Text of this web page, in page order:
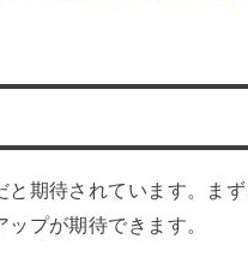
期待されています。ま
プが期待できます。